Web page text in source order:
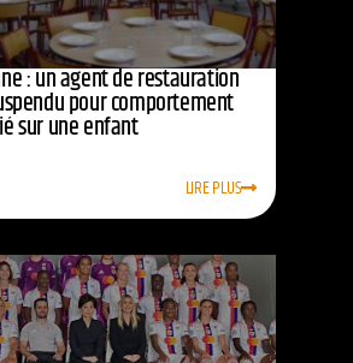
: un agent de restauration
pour comportement
sur une enfant
LIRE PLUS